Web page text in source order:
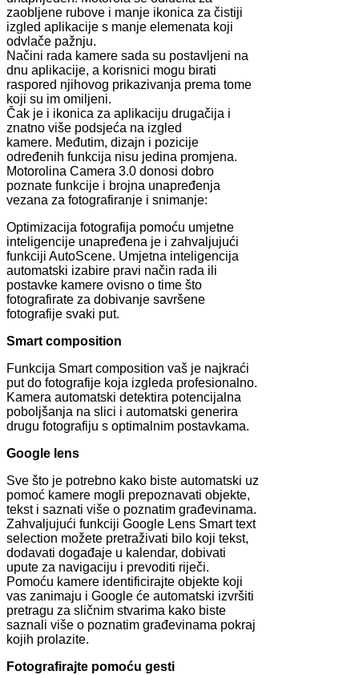
zaobljene rubove i manje ikonica za čistiji
izgled aplikacije s manje elemenata koji
odvlače pažnju.
Načini rada kamere sada su postavljeni na
dnu aplikacije, a korisnici mogu birati
raspored njihovog prikazivanja prema tome
koji su im omiljeni.
Čak je i ikonica za aplikaciju drugačija i
znatno više podsjeća na izgled
kamere. Međutim, dizajn i pozicije
određenih funkcija nisu jedina promjena.
Motorolina Camera 3.0 donosi dobro
poznate funkcije i brojna unapređenja
vezana za fotografiranje i snimanje:
Optimizacija fotografija pomoću umjetne
inteligencije unapređena je i zahvaljujući
funkciji AutoScene. Umjetna inteligencija
automatski izabire pravi način rada ili
postavke kamere ovisno o time što
fotografirate za dobivanje savršene
fotografije svaki put.
Smart composition
Funkcija Smart composition vaš je najkraći
put do fotografije koja izgleda profesionalno.
Kamera automatski detektira potencijalna
poboljšanja na slici i automatski generira
drugu fotografiju s optimalnim postavkama.
Google lens
Sve što je potrebno kako biste automatski uz
pomoć kamere mogli prepoznavati objekte,
tekst i saznati više o poznatim građevinama.
Zahvaljujući funkciji Google Lens Smart text
selection možete pretraživati bilo koji tekst,
dodavati događaje u kalendar, dobivati
upute za navigaciju i prevoditi riječi.
Pomoću kamere identificirajte objekte koji
vas zanimaju i Google će automatski izvršiti
pretragu za sličnim stvarima kako biste
saznali više o poznatim građevinama pokraj
kojih prolazite.
Fotografirajte pomoću gesti